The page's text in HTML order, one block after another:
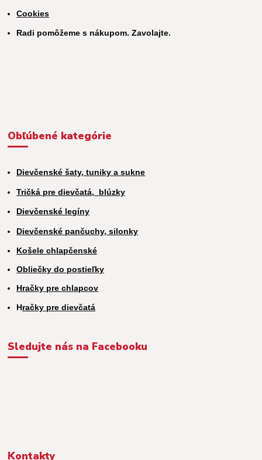
Cookies
Radi pomôžeme s nákupom. Zavolajte.
Obľúbené kategórie
Dievčenské šaty, tuniky a sukne
Tričká pre dievčatá, blúzky
Dievčenské legíny
Dievčenské pančuchy, silonky
Košele chlapčenské
Obliečky do postieľky
Hračky pre chlapcov
Hračky pre dievčatá
Sledujte nás na Facebooku
Kontakty